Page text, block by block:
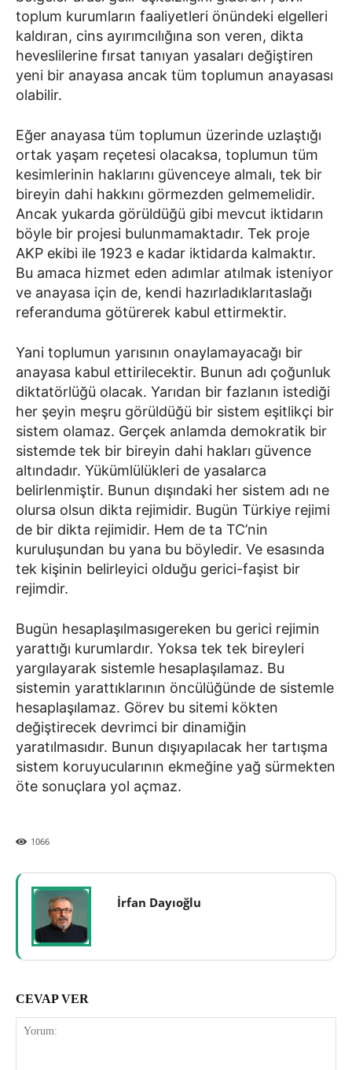
toplum kurumların faaliyetleri önündeki elgelleri
kaldıran, cins ayırımcılığına son veren, dikta
heveslilerine fırsat tanıyan yasaları değiştiren
yeni bir anayasa ancak tüm toplumun anayasası
olabilir.
Eğer anayasa tüm toplumun üzerinde uzlaştığı
ortak yaşam reçetesi olacaksa, toplumun tüm
kesimlerinin haklarını güvenceye almalı, tek bir
bireyin dahi hakkını görmezden gelmemelidir.
Ancak yukarda görüldüğü gibi mevcut iktidarın
böyle bir projesi bulunmamaktadır. Tek proje
AKP ekibi ile 1923 e kadar iktidarda kalmaktır.
Bu amaca hizmet eden adımlar atılmak isteniyor
ve anayasa için de, kendi hazırladıklarıtaslağı
referanduma götürerek kabul ettirmektir.
Yani toplumun yarısının onaylamayacağı bir
anayasa kabul ettirilecektir. Bunun adı çoğunluk
diktatörlüğü olacak. Yarıdan bir fazlanın istediği
her şeyin meşru görüldüğü bir sistem eşitlikçi bir
sistem olamaz. Gerçek anlamda demokratik bir
sistemde tek bir bireyin dahi hakları güvence
altındadır. Yükümlülükleri de yasalarca
belirlenmiştir. Bunun dışındaki her sistem adı ne
olursa olsun dikta rejimidir. Bugün Türkiye rejimi
de bir dikta rejimidir. Hem de ta TC’nin
kuruluşundan bu yana bu böyledir. Ve esasında
tek kişinin belirleyici olduğu gerici-faşist bir
rejimdir.
Bugün hesaplaşılmasıgereken bu gerici rejimin
yarattığı kurumlardır. Yoksa tek tek bireyleri
yargılayarak sistemle hesaplaşılamaz. Bu
sistemin yarattıklarının öncülüğünde de sistemle
hesaplaşılamaz. Görev bu sitemi kökten
değiştirecek devrimci bir dinamiğin
yaratılmasıdır. Bunun dışıyapılacak her tartışma
sistem koruyucularının ekmeğine yağ sürmekten
öte sonuçlara yol açmaz.
1066
İrfan Dayıoğlu
CEVAP VER